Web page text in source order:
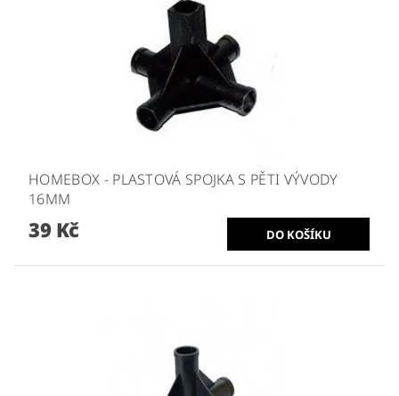
HOMEBOX - PLASTOVÁ SPOJKA S PĚTI VÝVODY
16MM
39 Kč